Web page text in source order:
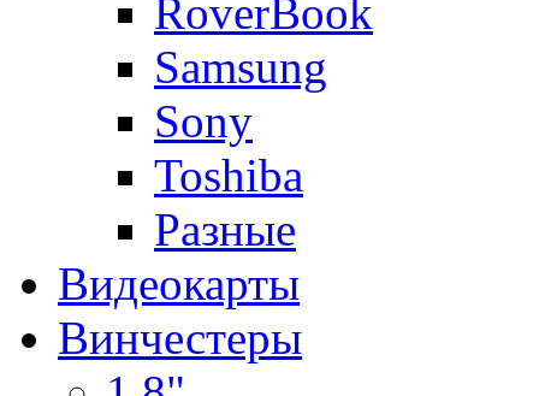
RoverBook
Samsung
Sony
Toshiba
Разные
Видеокарты
Винчестеры